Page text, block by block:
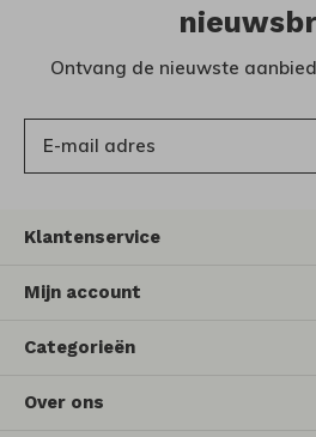
Ontvang de nieuwste
Klantenservice
Mijn account
Categorieën
Over ons